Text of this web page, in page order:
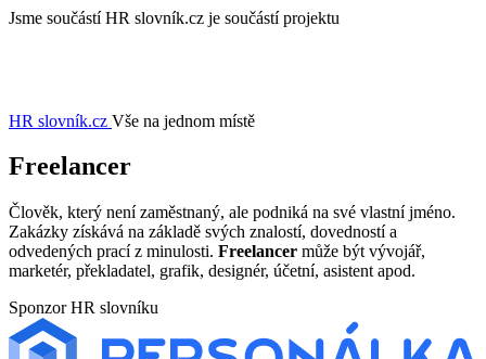
Jsme součástí HR slovník.cz je součástí projektu
HR slovník.cz Vše na jednom místě
Freelancer
Člověk, který není zaměstnaný, ale podniká na své vlastní jméno.
Zakázky získává na základě svých znalostí, dovedností a
odvedených prací z minulosti. Freelancer může být vývojář,
marketér, překladatel, grafik, designér, účetní, asistent apod.
Sponzor HR slovníku